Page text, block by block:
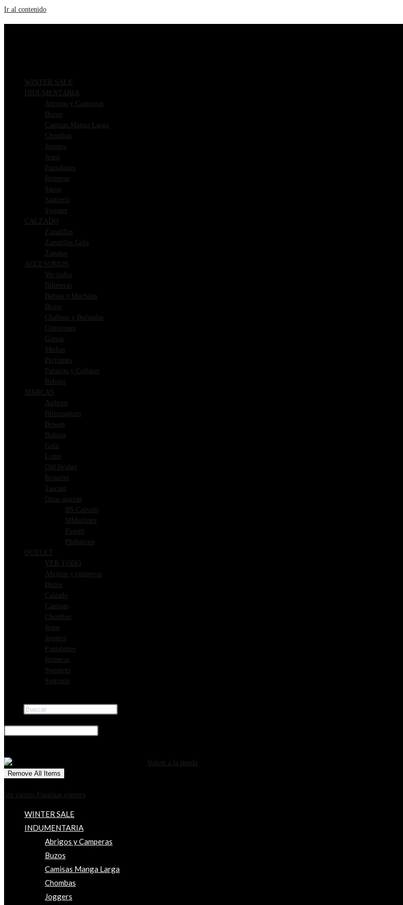
Ir al contenido
WINTER SALE
INDUMENTARIA
Abrigos y Camperas
Buzos
Camisas Manga Larga
Chombas
Joggers
Jeans
Pantalones
Remeras
Sacos
Sastrería
Sweater
CALZADO
Zapatillas
Zapatillas Gola
Zapatos
ACCESORIOS
Ver todos
Billeteras
Bolsos y Mochilas
Boxer
Chalinas y Bufandas
Cinturones
Gorras
Medias
Perfumes
Pulseras y Collares
Relojes
MARCAS
Airborn
Birmingham
Bowen
Bolivia
Gola
Lotus
Old Bridge
Resuelto
Tascani
Otras marcas
BS Calzado
MMartinez
Pasotti
Phillgreen
OUTLET
VER TODO
Abrigos y camperas
Buzos
Calzado
Camisas
Chombas
Jeans
Joggers
Pantalones
Remeras
Sweaters
Sastreria
Volver a la tienda
Remove All Items
Ver carrito
Finalizar compra
WINTER SALE
INDUMENTARIA
Abrigos y Camperas
Buzos
Camisas Manga Larga
Chombas
Joggers